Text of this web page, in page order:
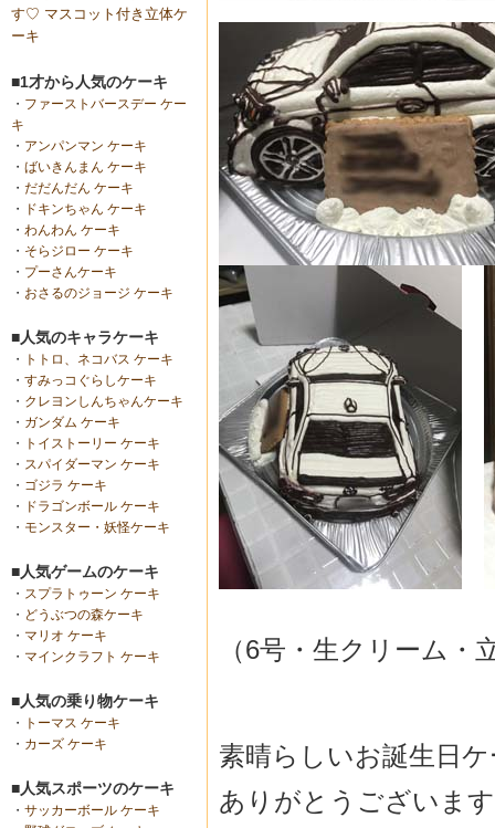
す♡ マスコット付き立体ケ
ーキ
■1才から人気のケーキ
・ ファーストバースデー ケー
キ
・ アンパンマン ケーキ
・ ばいきんまん ケーキ
・ だだんだん ケーキ
・
ドキンちゃん ケーキ
・ わんわん ケーキ
・ そらジロー ケーキ
・ プーさんケーキ
・ おさるのジョージ ケーキ
■人気のキャラケーキ
・
トトロ、ネコバス ケーキ
・ すみっコぐらしケーキ
・ クレヨンしんちゃんケーキ
・ ガンダム ケーキ
・
トイストーリー ケーキ
・ スパイダーマン ケーキ
・ ゴジラ ケーキ
・
ドラゴンボール ケーキ
・ モンスター・妖怪ケーキ
■人気ゲームのケーキ
・ スプラトゥーン ケーキ
・ どうぶつの森ケーキ
・ マリオ ケーキ
・ マインクラフト ケーキ
■人気の乗り物ケーキ
・
トーマス ケーキ
・ カーズ ケーキ
■人気スポーツのケーキ
・ サッカーボール ケーキ
（6号・生クリーム・
素晴らしいお誕生日
ありがとうございま